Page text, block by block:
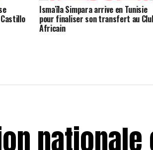
Ismaïla Simpara arrive en Tunisie
pour finaliser son transfert au
Africain
nationale